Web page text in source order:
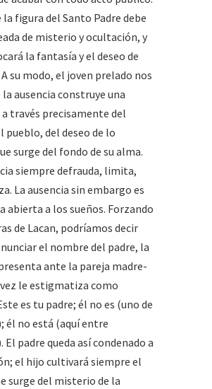
la figura del Santo Padre debe
de misterio y ocultación, y
la fantasía y el deseo de
su modo, el joven prelado nos
la ausencia construye una
a través precisamente del
pueblo, del deseo de lo
surge del fondo de su alma.
siempre defrauda, limita,
La ausencia sin embargo es
abierta a los sueños. Forzando
de Lacan, podríamos decir
el nombre del padre, la
ante la pareja madre-
le estigmatiza como
es tu padre; él no es (uno de
él no está (aquí entre
padre queda así condenado a
el hijo cultivará siempre el
surge del misterio de la